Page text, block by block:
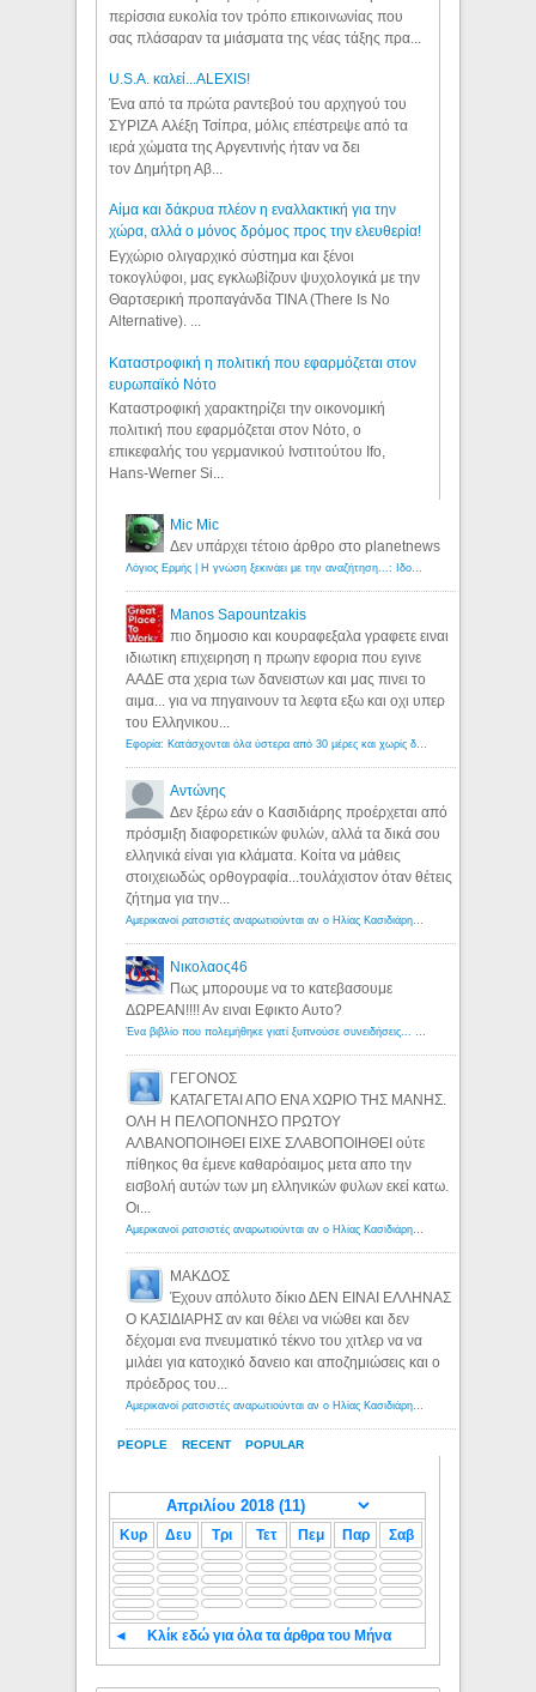
περίσσια ευκολία τον τρόπο επικοινωνίας που
σας πλάσαραν τα μιάσματα της νέας τάξης πρα...
U.S.A. καλεί...ALEXIS!
Ένα από τα πρώτα ραντεβού του αρχηγού του
ΣΥΡΙΖΑ Αλέξη Τσίπρα, μόλις επέστρεψε από τα
ιερά χώματα της Αργεντινής ήταν να δει
τον Δημήτρη Αβ...
Αίμα και δάκρυα πλέον η εναλλακτική για την
χώρα, αλλά ο μόνος δρόμος προς την ελευθερία!
Εγχώριο ολιγαρχικό σύστημα και ξένοι
τοκογλύφοι, μας εγκλωβίζουν ψυχολογικά με την
Θαρτσερική προπαγάνδα TINA (There Is No
Alternative). ...
Καταστροφική η πολιτική που εφαρμόζεται στον
ευρωπαϊκό Νότο
Καταστροφική χαρακτηρίζει την οικονομική
πολιτική που εφαρμόζεται στον Νότο, ο
επικεφαλής του γερμανικού Ινστιτούτου Ifo,
Hans-Werner Si...
PEOPLE RECENT POPULAR
Mic Mic
Δεν υπάρχει τέτοιο άρθρο στο planetnews
Λόγιος Ερμής | Η γνώση ξεκινάει με την αναζήτηση...: Ιδού οι 18 που χρωστούν 11 δις ευρώ!
Manos Sapountzakis
πιο δημοσιο και κουραφεξαλα γραφετε ειναι
ιδιωτικη επιχειρηση η πρωην εφορια που εγινε
ΑΑΔΕ στα χερια των δανειστων και μας πινει το
αιμα... για να πηγαινουν τα λεφτα εξω και οχι υπερ
του Ελληνικου...
Εφορία: Κατάσχονται όλα ύστερα από 30 μέρες και χωρίς δικαστικές αποφάσεις - Λόγιος Ερμής
Αντώνης
Δεν ξέρω εάν ο Κασιδιάρης προέρχεται από
πρόσμιξη διαφορετικών φυλών, αλλά τα δικά σου
ελληνικά είναι για κλάματα. Κοίτα να μάθεις
στοιχειωδώς ορθογραφία...τουλάχιστον όταν θέτεις
ζήτημα για την...
Αμερικανοί ρατσιστές αναρωτιούνται αν ο Ηλίας Κασιδιάρης ανήκει στη λευκή φυλή... - Λόγιος Ερμής
Νικολαος46
Πως μπορουμε να το κατεβασουμε
ΔΩΡΕΑΝ!!!! Αν ειναι Εφικτο Αυτο?
Ένα βιβλίο που πολεμήθηκε γιατί ξυπνούσε συνειδήσεις... - Λόγιος Ερμής | Η γνώση ξεκινάει με την αναζήτηση...
ΓΕΓΟΝΟΣ
ΚΑΤΑΓΕΤΑΙ ΑΠΟ ΕΝΑ ΧΩΡΙΟ ΤΗΣ ΜΑΝΗΣ.
ΟΛΗ Η ΠΕΛΟΠΟΝΗΣΟ ΠΡΩΤΟΥ
ΑΛΒΑΝΟΠΟΙΗΘΕΙ ΕΙΧΕ ΣΛΑΒΟΠΟΙΗΘΕΙ ούτε
πίθηκος θα έμενε καθαρόαιμος μετα απο την
εισβολή αυτών των μη ελληνικών φυλων εκεί κατω.
Οι...
Αμερικανοί ρατσιστές αναρωτιούνται αν ο Ηλίας Κασιδιάρης ανήκει στη λευκή φυλή... - Λόγιος Ερμής
ΜΑΚΔΟΣ
Έχουν απόλυτο δίκιο ΔΕΝ ΕΙΝΑΙ ΕΛΛΗΝΑΣ
Ο ΚΑΣΙΔΙΑΡΗΣ αν και θέλει να νιώθει και δεν
δέχομαι ενα πνευματικό τέκνο του χιτλερ να να
μιλάει για κατοχικό δανειο και αποζημιώσεις και ο
πρόεδρος του...
Αμερικανοί ρατσιστές αναρωτιούνται αν ο Ηλίας Κασιδιάρης ανήκει στη λευκή φυλή... - Λόγιος Ερμής
Κυρ Δευ Τρι Τετ Πεμ Παρ Σαβ
◄ Κλίκ εδώ για όλα τα άρθρα του Μήνα